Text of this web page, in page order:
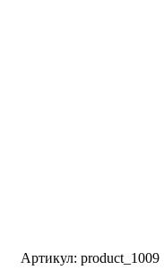
Артикул: product_1009